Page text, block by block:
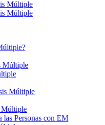
Múltiple
Múltiple
Múltiple
las Personas con EM